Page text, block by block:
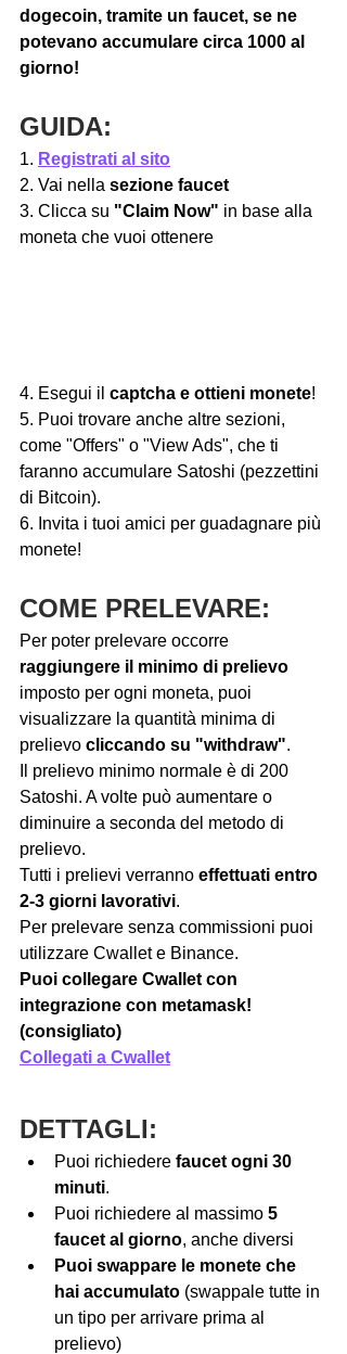
dogecoin, tramite un faucet, se ne
potevano accumulare circa 1000 al
giorno!
GUIDA:
1. Registrati al sito
2. Vai nella sezione faucet
3. Clicca su "Claim Now" in base alla
moneta che vuoi ottenere
4. Esegui il captcha e ottieni monete!
5. Puoi trovare anche altre sezioni,
come "Offers" o "View Ads", che ti
faranno accumulare Satoshi (pezzettini
di Bitcoin).
6. Invita i tuoi amici per guadagnare più
monete!
COME PRELEVARE:
Per poter prelevare occorre
raggiungere il minimo di prelievo
imposto per ogni moneta, puoi
visualizzare la quantità minima di
prelievo cliccando su "withdraw".
Il prelievo minimo normale è di 200
Satoshi. A volte può aumentare o
diminuire a seconda del metodo di
prelievo.
Tutti i prelievi verranno effettuati entro
2-3 giorni lavorativi.
Per prelevare senza commissioni puoi
utilizzare Cwallet e Binance.
Puoi collegare Cwallet con
integrazione con metamask!
(consigliato)
Collegati a Cwallet
DETTAGLI:
Puoi richiedere faucet ogni 30
minuti.
Puoi richiedere al massimo 5
faucet al giorno, anche diversi
Puoi swappare le monete che
hai accumulato (swappale tutte in
un tipo per arrivare prima al
prelievo)